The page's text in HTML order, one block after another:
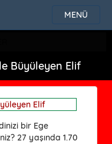
MENÜ
Büyüleyen Elif
bir Ege
27 yaşında 1.70